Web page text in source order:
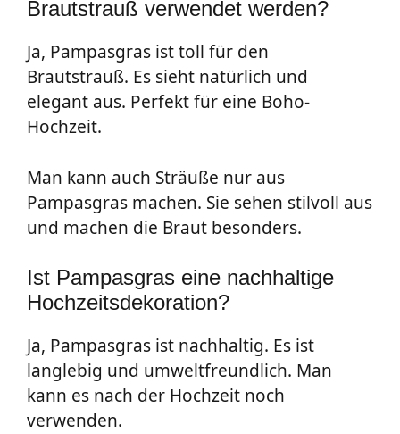
Brautstrauß verwendet werden?
Ja, Pampasgras ist toll für den
Brautstrauß. Es sieht natürlich und
elegant aus. Perfekt für eine Boho-
Hochzeit.
Man kann auch Sträuße nur aus
Pampasgras machen. Sie sehen stilvoll aus
und machen die Braut besonders.
Ist Pampasgras eine nachhaltige
Hochzeitsdekoration?
Ja, Pampasgras ist nachhaltig. Es ist
langlebig und umweltfreundlich. Man
kann es nach der Hochzeit noch
verwenden.